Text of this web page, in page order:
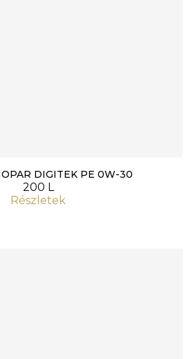
DIGITEK PE 0W-30
200 L
Részletek